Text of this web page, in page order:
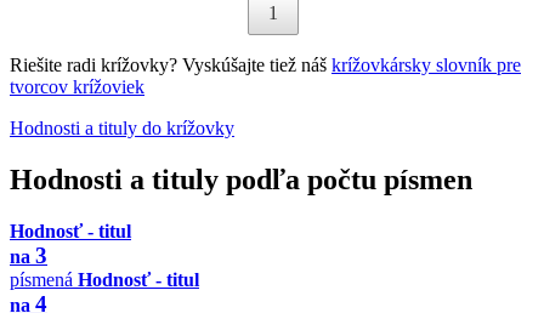
1
Riešite radi krížovky? Vyskúšajte tiež náš krížovkársky slovník pre
tvorcov krížoviek
Hodnosti a tituly do krížovky
Hodnosti a tituly podľa počtu písmen
Hodnosť - titul
na 3
písmená Hodnosť - titul
na 4